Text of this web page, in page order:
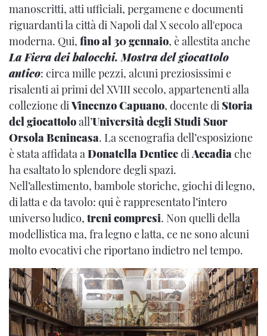
manoscritti, atti ufficiali, pergamene e documenti
riguardanti la città di Napoli dal X secolo all'epoca
moderna. Qui, fino al 30 gennaio, è allestita anche
La Fiera dei balocchi. Mostra del giocattolo
antico: circa mille pezzi, alcuni preziosissimi e
risalenti ai primi del XVIII secolo, appartenenti alla
collezione diVincenzo Capuano, docente di Storia
del giocattoloall’Università degli Studi Suor
Orsola Benincasa. La scenografia dell’esposizione
è stata affidata a Donatella Denticedi Accadia che
ha esaltato lo splendore degli spazi.
Nell’allestimento, bambole storiche, giochi di legno,
di latta e da tavolo: qui è rappresentato l’intero
universo ludico, treni compresi. Non quelli della
modellistica ma, fra legno e latta, ce ne sono alcuni
molto evocativi che riportano indietro nel tempo.